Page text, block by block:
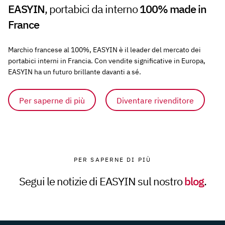
EASYIN, portabici da interno100% made in
France
Marchio francese al 100%, EASYIN è il leader del mercato dei
portabici interni in Francia. Con vendite significative in Europa,
EASYIN ha un futuro brillante davanti a sé.
Per saperne di più Diventare rivenditore
PER SAPERNE DI PIÙ
Segui le notizie di EASYIN sul nostroblog.